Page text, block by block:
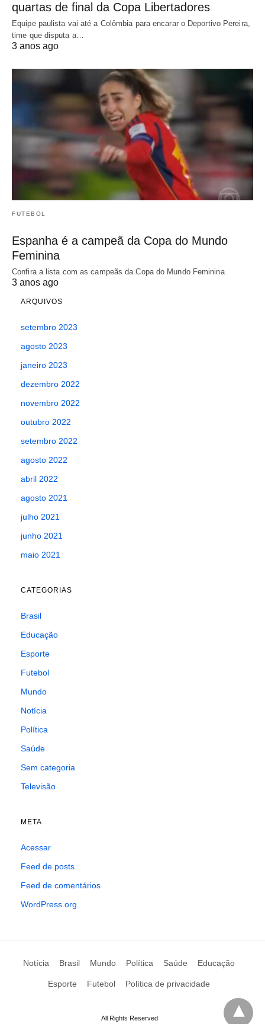
quartas de final da Copa Libertadores
Equipe paulista vai até a Colômbia para encarar o Deportivo Pereira,
time que disputa a…
3 anos ago
FUTEBOL
Espanha é a campeã da Copa do Mundo
Feminina
Confira a lista com as campeãs da Copa do Mundo Feminina
3 anos ago
ARQUIVOS
setembro 2023
agosto 2023
janeiro 2023
dezembro 2022
novembro 2022
outubro 2022
setembro 2022
agosto 2022
abril 2022
agosto 2021
julho 2021
junho 2021
maio 2021
CATEGORIAS
Brasil
Educação
Esporte
Futebol
Mundo
Notícia
Política
Saúde
Sem categoria
Televisão
META
Acessar
Feed de posts
Feed de comentários
WordPress.org
Notícia Brasil Mundo Política Saúde Educação
Esporte Futebol Política de privacidade
All Rights Reserved